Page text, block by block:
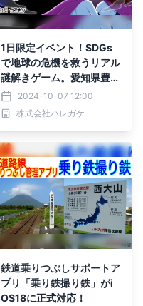
1日限定イベント！SDGs
で地球の危機を救うリアル
謎解きゲーム。愛知県豊橋
市「530のまち環境フェス
タ」で11/2(土)に参加費無
料で開催
2024-10-07 12:00
株式会社ハレガケ
鉄道乗りつぶしサポートア
プリ「乗り鉄撮り鉄」がi
OS18に正式対応！